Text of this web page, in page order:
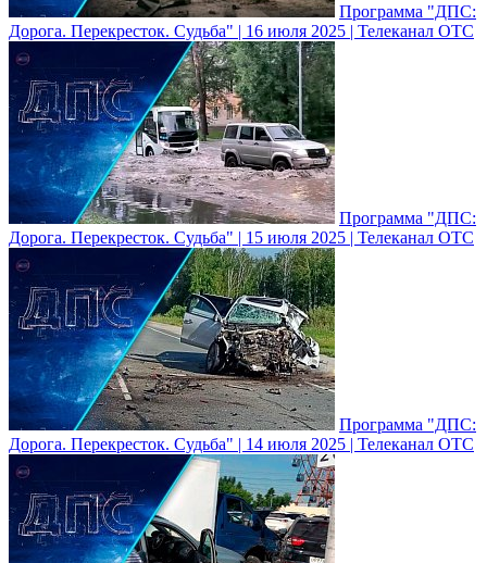
Программа "ДПС:
Дорога. Перекресток. Судьба" | 16 июля 2025 | Телеканал ОТС
Программа "ДПС:
Дорога. Перекресток. Судьба" | 15 июля 2025 | Телеканал ОТС
Программа "ДПС:
Дорога. Перекресток. Судьба" | 14 июля 2025 | Телеканал ОТС